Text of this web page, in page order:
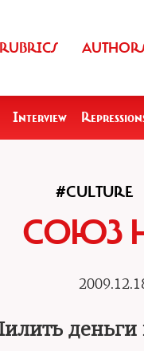
RUBRICS
Interview
#CULTURE
СОЮЗ
деньги